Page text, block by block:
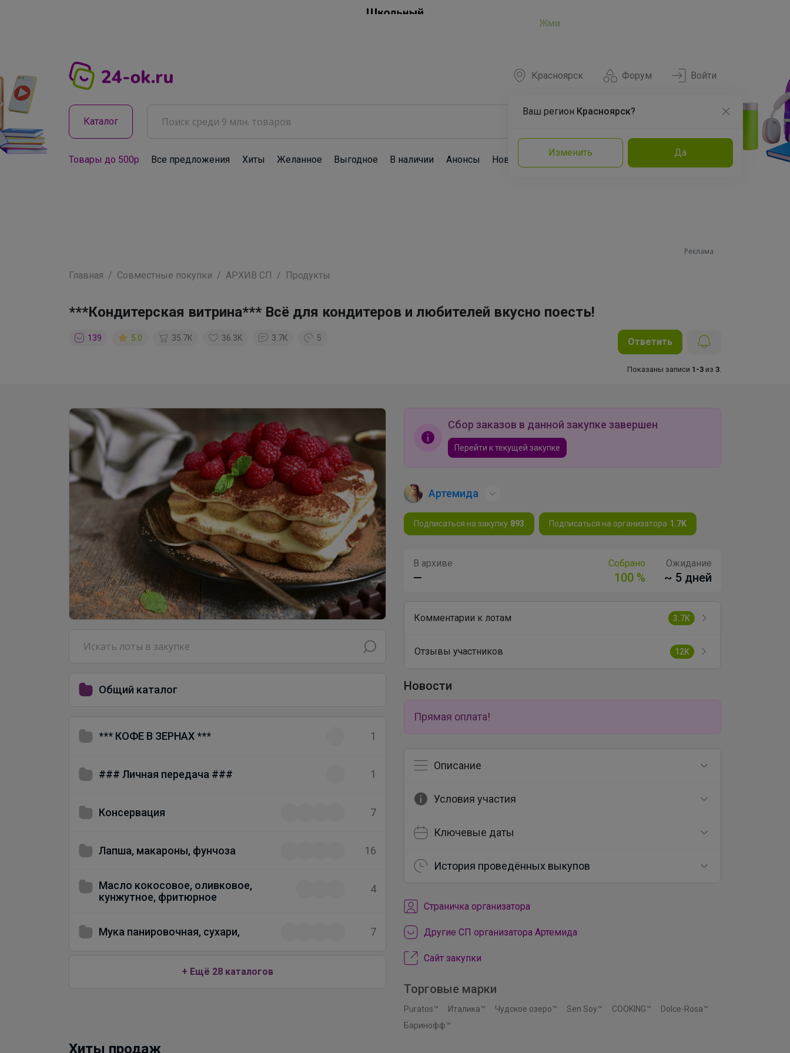
Жми
Форум
Красноярск
Ваш регион Красноярск?
Изменить Да
Войти
Каталог
Товары до 500р Все предложения Хиты Желанное Выгодное В наличии Анонсы Новости Команда Эксперты
Реклама
Главная Совместные покупки АРХИВ СП Продукты
***Кондитерская витрина*** Всё для кондитеров и любителей вкусно поесть!
139 5.0 35.7K 36.3K 3.7K 5 Ответить
Показаны записи 1-3 из 3
Общий каталог
*** КОФЕ В ЗЕРНАХ *** 1
### Личная передача ### 1
Консервация 7
Лапша, макароны, фунчоза 16
Масло кокосовое, оливковое,
кунжутное, фритюрное
4
Мука панировочная, сухари, 7
+ Ещё 28 каталогов
Сбор заказов в данной закупке завершен
Перейти к текущей закупке
Артемида
Подписаться на закупку 893 Подписаться на организатора 1.7K
В архиве
—
Собрано
100 %
Ожидание
~ 5 дней
Комментарии к лотам 3.7K
Отзывы участников 12K
Новости
Прямая оплата!
Описание
Условия участия
Ключевые даты
История проведённых выкупов
Cтраничка организатора
Другие СП организатора Артемида
Сайт закупки
Торговые марки
Puratos™ Италика™ Чудское озеро™ Sen Soy™ COOKING™
Dolce-Rosa™
Баринофф™
Хиты продаж